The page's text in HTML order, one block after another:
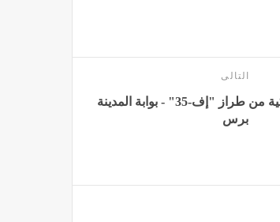
التالى
تحطم مقاتلة أميركية من طراز "إف-35" - بوابة المدينة
برس